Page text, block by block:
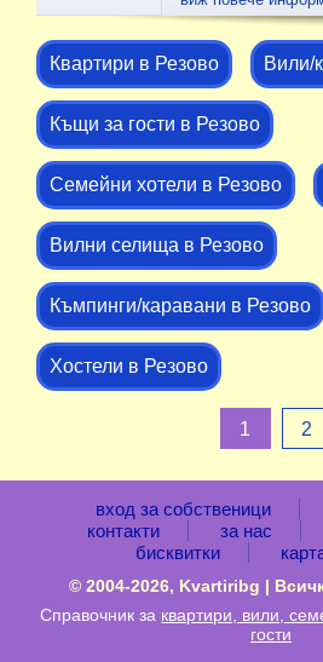
Квартири в Резово Вили/
Къщи за гости в Резово
Семейни хотели в Резово
Вилни селища в Резово
Къмпинги/каравани в Резово
Хостели в Резово
1 2
вход за собственици
контакти
за нас
бисквитки
© 2004-2026, Kvartiribg |
Справочник за квартири, вили,
гости